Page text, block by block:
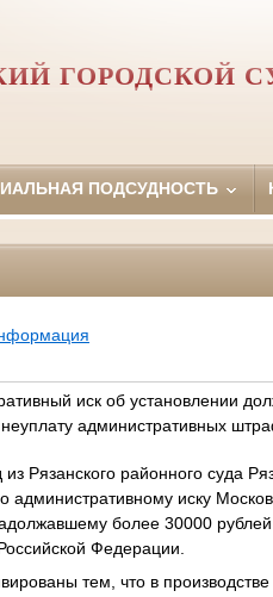
ГОРОДСКОЙ
ПОДСУДНОСТЬ
иск об установлении
административных
из Рязанского районного суда
административному иску
более 30000
Федерации.
тем, что в